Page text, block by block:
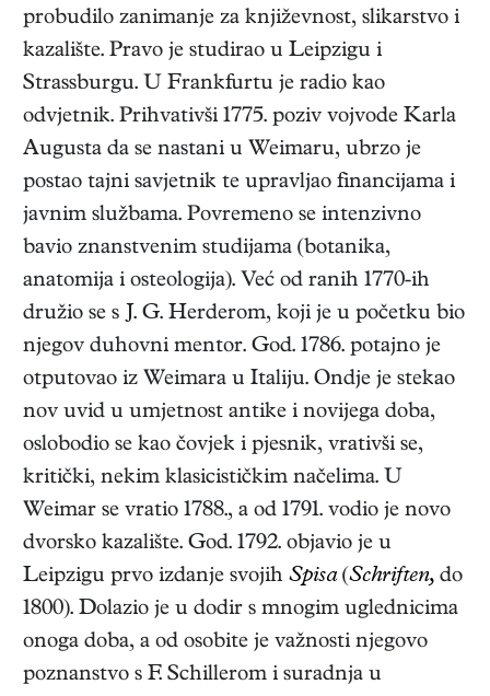
probudilo zanimanje za književnost, slikarstvo i
kazalište. Pravo je studirao u Leipzigu i
Strassburgu. U Frankfurtu je radio kao
odvjetnik. Prihvativši 1775. poziv vojvode Karla
Augusta da se nastani u Weimaru, ubrzo je
postao tajni savjetnik te upravljao financijama i
javnim službama. Povremeno se intenzivno
bavio znanstvenim studijama (botanika,
anatomija i osteologija). Već od ranih 1770-ih
družio se s J. G. Herderom, koji je u početku bio
njegov duhovni mentor. God. 1786. potajno je
otputovao iz Weimara u Italiju. Ondje je stekao
nov uvid u umjetnost antike i novijega doba,
oslobodio se kao čovjek i pjesnik, vrativši se,
kritički, nekim klasicističkim načelima. U
Weimar se vratio 1788., a od 1791. vodio je novo
dvorsko kazalište. God. 1792. objavio je u
Leipzigu prvo izdanje svojih Spisa(Schriften, do
1800). Dolazio je u dodir s mnogim uglednicima
onoga doba, a od osobite je važnosti njegovo
poznanstvo s F. Schillerom i suradnja u